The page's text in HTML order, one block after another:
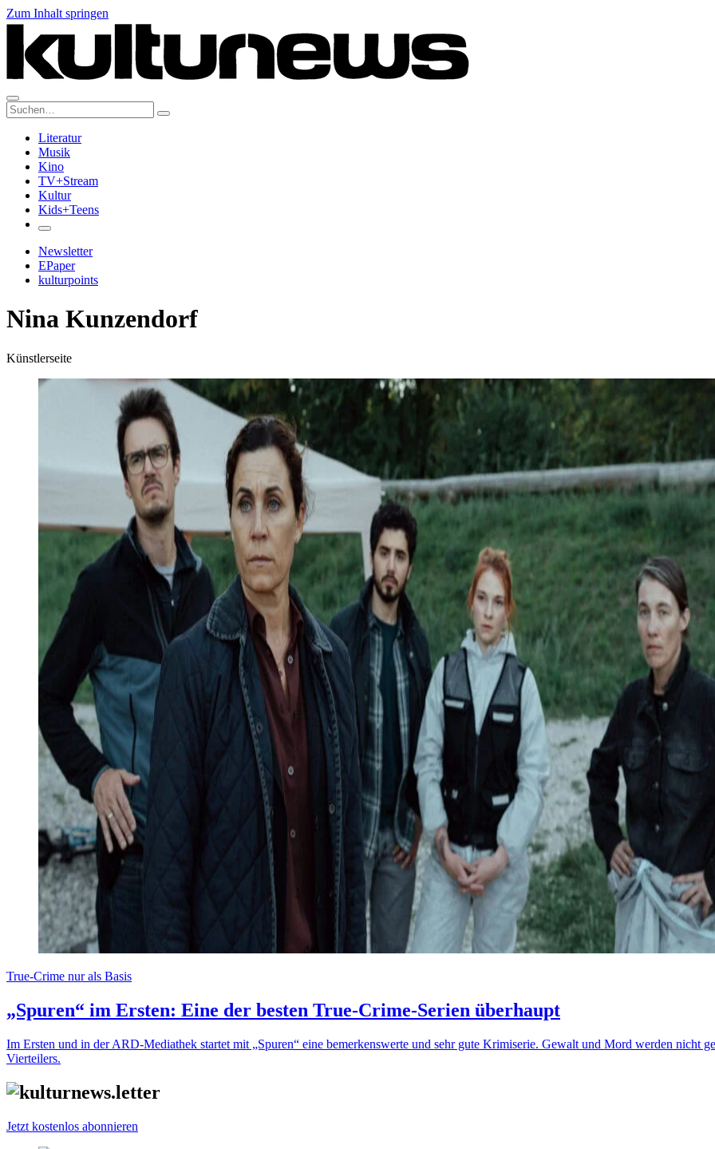
Zum Inhalt springen
Suche:
Literatur
Musik
Kino
TV+Stream
Kultur
Kids+Teens
Newsletter
EPaper
kulturpoints
Nina Kunzendorf
Künstlerseite
True-Crime nur als Basis
„Spuren“ im Ersten: Eine der besten True-Crime-Serien überhaupt
Im Ersten und in der ARD-Mediathek startet mit „Spuren“ eine bemerkenswerte und sehr gute Krimiserie. Gewalt und Mord werden nicht
Vierteilers.
Jetzt kostenlos abonnieren